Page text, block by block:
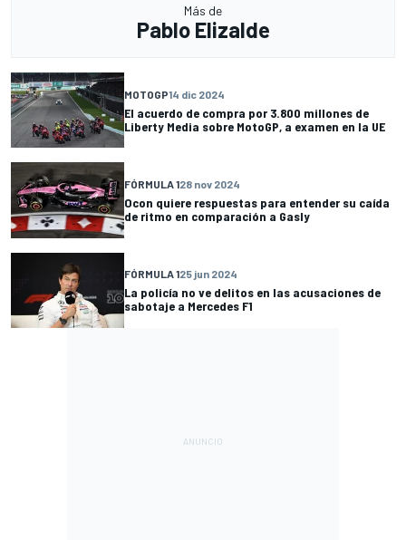
Más de
Pablo Elizalde
MOTOGP14 dic 2024
El acuerdo de compra por 3.800 millones de
Liberty Media sobre MotoGP, a examen en la UE
FÓRMULA 128 nov 2024
Ocon quiere respuestas para entender su caída
de ritmo en comparación a Gasly
FÓRMULA 125 jun 2024
La policía no ve delitos en las acusaciones de
sabotaje a Mercedes F1